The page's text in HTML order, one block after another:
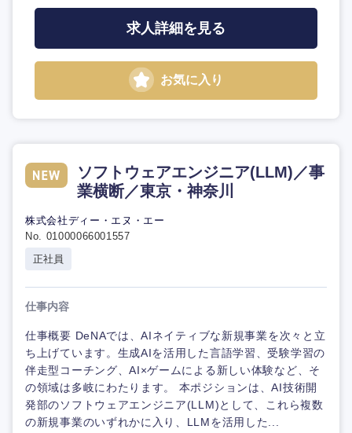
求人詳細を見る
お気に入り
ソフトウェアエンジニア(LLM)／事
業横断／東京・神奈川
株式会社ディー・エヌ・エー
No. 01000066001557
正社員
仕事内容
仕事概要 DeNAでは、AIネイティブな新規事業を次々と立
ち上げています。生成AIを活用した言語学習、受験学習の
伴走型コーチング、AI×ゲームによる新しい体験など、そ
の領域は多岐にわたります。 本ポジションは、AI技術開
発部のソフトウェアエンジニア(LLM)として、これら複数
の新規事業のいずれかに入り、LLMを活用した...